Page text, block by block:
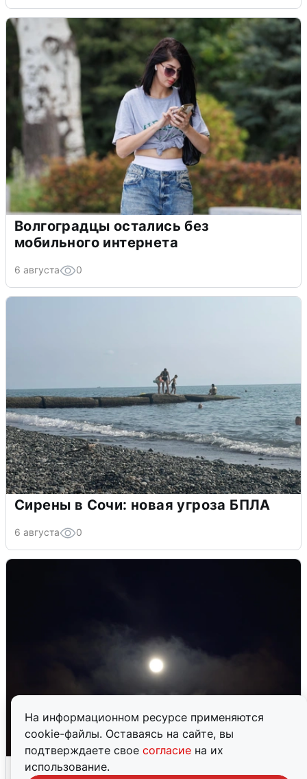
На информационном ресурсе применяются
cookie-файлы. Оставаясь на сайте, вы
подтверждаете свое согласие на их
использование.
Волгоградцы остались без
мобильного интернета
6 августа 0
Сирены в Сочи: новая угроза БПЛА
6 августа 0
Взрывы в Воронеже после сигнала